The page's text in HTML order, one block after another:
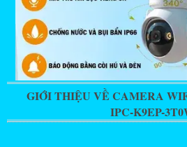
GIỚI THIỆU VỀ CAMERA
IPC-K9EP-